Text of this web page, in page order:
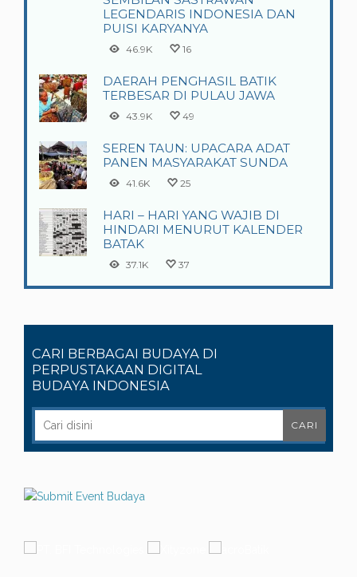
LEGENDARIS INDONESIA DAN
PUISI KARYANYA
46.9K 16
DAERAH PENGHASIL BATIK
TERBESAR DI PULAU JAWA
43.9K 49
SEREN TAUN: UPACARA ADAT
PANEN MASYARAKAT SUNDA
41.6K 25
HARI – HARI YANG WAJIB DI
HINDARI MENURUT KALENDER
BATAK
37.1K 37
CARI BERBAGAI BUDAYA DI
PERPUSTAKAAN DIGITAL
BUDAYA INDONESIA